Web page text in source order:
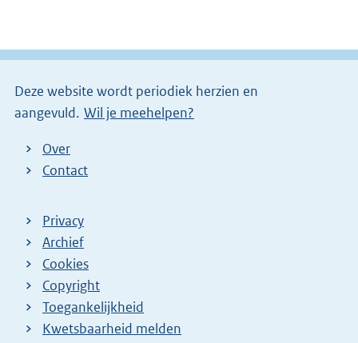
Deze website wordt periodiek herzien en
aangevuld. Wil je meehelpen?
Over
Contact
Privacy
Archief
Cookies
Copyright
Toegankelijkheid
Kwetsbaarheid melden